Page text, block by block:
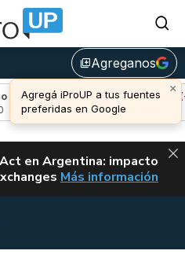
library_addAgreganos
Avalanche (-
u$s 6,40
en Argentina: impacto
CLARITY ACT EN
Más información